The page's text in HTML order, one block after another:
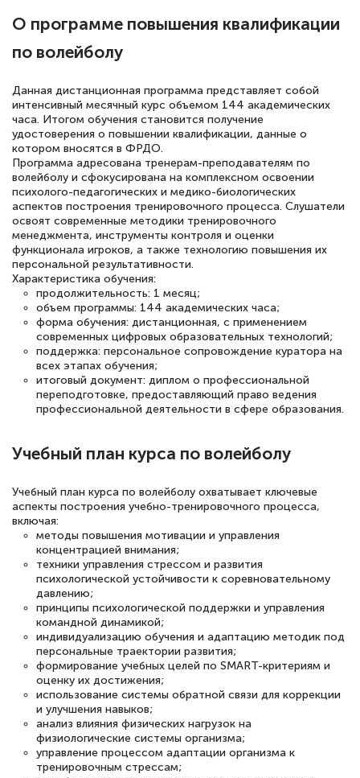
Знаток города 5 уровня
18 марта 2026
Выражаю благодарность за курс
повышения квалификации "Эксперт ЕГЭ по
русскому языку и литературе". Много
полезных материалов помогли
подготовиться к тестированию. Это
книги, методические рекомендации,
статьи. Времени на подготовку
достаточно. Курс помогает пройти
аттестацию в школе. Спасибо!
Евгения Коротких
Спасибо большое Академии! Грамотное,
вежливое сопровождение! Всё чётко и
понятно! Проходила повышение
квалификации. Ещё раз - СПАСИБО!
Елена Петрикс
Знаток города 5 уровня
11 марта 2026
Всем добрый день! Я прошла курс
повышени каалификации по
специальности «Тренер-преподаватель
О программе повышения квалификации
по волейболу
Данная дистанционная программа представляет собой
интенсивный месячный курс объемом 144 академических
часа. Итогом обучения становится получение
удостоверения о повышении квалификации, данные о
котором вносятся в ФРДО.
Программа адресована тренерам-преподавателям по
волейболу и сфокусирована на комплексном освоении
психолого-педагогических и медико-биологических
аспектов построения тренировочного процесса. Слушатели
освоят современные методики тренировочного
менеджмента, инструменты контроля и оценки
функционала игроков, а также технологию повышения их
персональной результативности.
Характеристика обучения:
продолжительность: 1 месяц;
объем программы: 144 академических часа;
форма обучения: дистанционная, с применением
современных цифровых образовательных технологий;
поддержка: персональное сопровождение куратора на
всех этапах обучения;
итоговый документ: диплом о профессиональной
переподготовке, предоставляющий право ведения
профессиональной деятельности в сфере образования.
Учебный план курса по волейболу
Учебный план курса по волейболу охватывает ключевые
аспекты построения учебно-тренировочного процесса,
включая:
методы повышения мотивации и управления
концентрацией внимания;
техники управления стрессом и развития
психологической устойчивости к соревновательному
давлению;
принципы психологической поддержки и управления
командной динамикой;
индивидуализацию обучения и адаптацию методик под
персональные траектории развития;
формирование учебных целей по SMART-критериям и
оценку их достижения;
использование системы обратной связи для коррекции
и улучшения навыков;
анализ влияния физических нагрузок на
физиологические системы организма;
управление процессом адаптации организма к
тренировочным стрессам;